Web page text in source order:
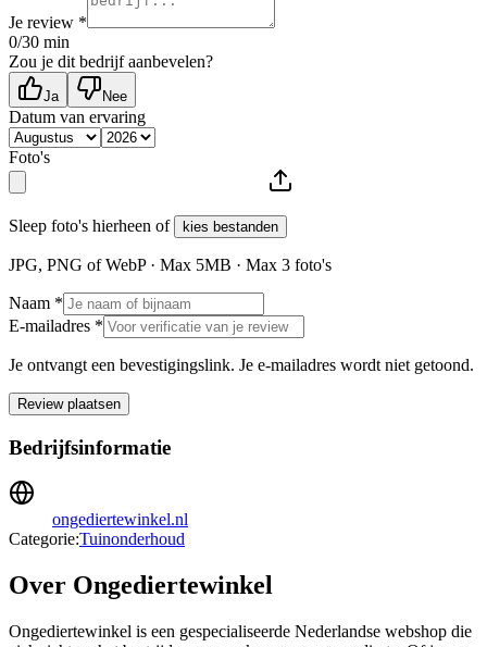
Je review *
0/30 min
Zou je dit bedrijf aanbevelen?
Ja Nee
Datum van ervaring
Foto's
Sleep foto's hierheen of kies bestanden
JPG, PNG of WebP · Max 5MB · Max 3 foto's
Naam *
E-mailadres *
Je ontvangt een bevestigingslink. Je e-mailadres wordt niet getoond.
Review plaatsen
Bedrijfsinformatie
ongediertewinkel.nl
Categorie:Tuinonderhoud
Over Ongediertewinkel
Ongediertewinkel is een gespecialiseerde Nederlandse webshop die